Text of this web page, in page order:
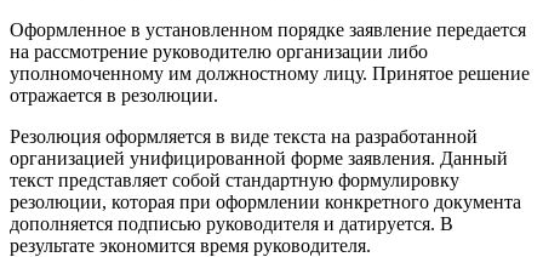
Оформленное в установленном порядке заявление передается
на рассмотрение руководителю организации либо
уполномоченному им должностному лицу. Принятое решение
отражается в резолюции.
Резолюция оформляется в виде текста на разработанной
организацией унифицированной форме заявления. Данный
текст представляет собой стандартную формулировку
резолюции, которая при оформлении конкретного документа
дополняется подписью руководителя и датируется. В
результате экономится время руководителя.